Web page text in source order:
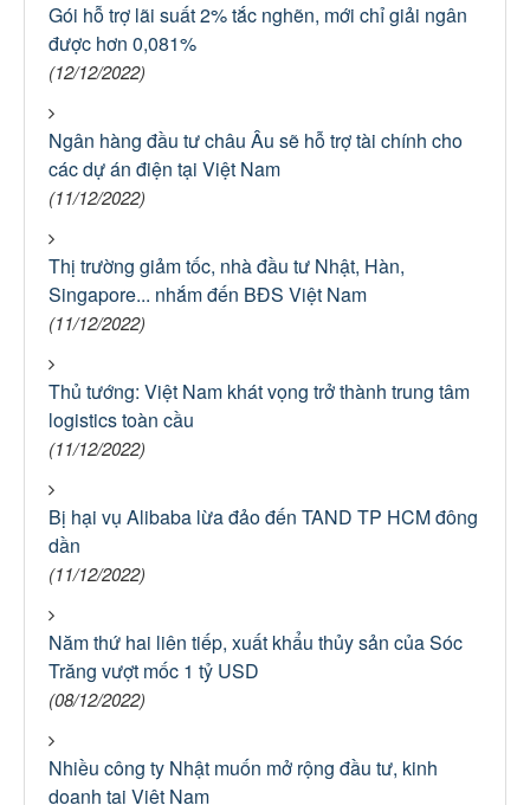
Gói hỗ trợ lãi suất 2% tắc nghẽn, mới chỉ giải ngân
được hơn 0,081%
(12/12/2022)
Ngân hàng đầu tư châu Âu sẽ hỗ trợ tài chính cho
các dự án điện tại Việt Nam
(11/12/2022)
Thị trường giảm tốc, nhà đầu tư Nhật, Hàn,
Singapore... nhắm đến BĐS Việt Nam
(11/12/2022)
Thủ tướng: Việt Nam khát vọng trở thành trung tâm
logistics toàn cầu
(11/12/2022)
Bị hại vụ Alibaba lừa đảo đến TAND TP HCM đông
dần
(11/12/2022)
Năm thứ hai liên tiếp, xuất khẩu thủy sản của Sóc
Trăng vượt mốc 1 tỷ USD
(08/12/2022)
Nhiều công ty Nhật muốn mở rộng đầu tư, kinh
doanh tại Việt Nam